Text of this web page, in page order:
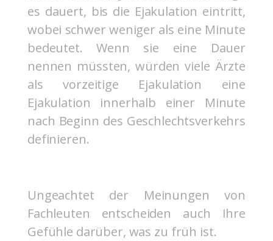
es dauert, bis die Ejakulation eintritt,
wobei schwer weniger als eine Minute
bedeutet. Wenn sie eine Dauer
nennen müssten, würden viele Ärzte
als vorzeitige Ejakulation eine
Ejakulation innerhalb einer Minute
nach Beginn des Geschlechtsverkehrs
definieren.
Ungeachtet der Meinungen von
Fachleuten entscheiden auch Ihre
Gefühle darüber, was zu früh ist.